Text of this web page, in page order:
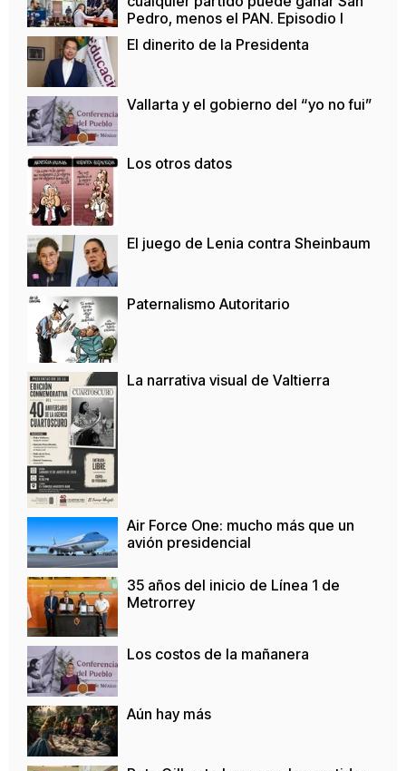
Pedro, menos el PAN. Episodio I
El dinerito de la Presidenta
Vallarta y el gobierno del “yo no fui”
Los otros datos
El juego de Lenia contra Sheinbaum
Paternalismo Autoritario
La narrativa visual de Valtierra
Air Force One: mucho más que un
avión presidencial
35 años del inicio de Línea 1 de
Metrorrey
Los costos de la mañanera
Aún hay más